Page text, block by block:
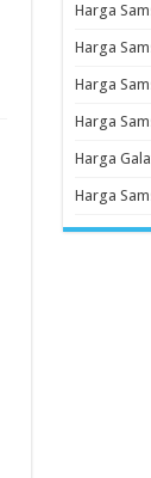
Harga
Harga
Harga
Harga
Harga
Harga